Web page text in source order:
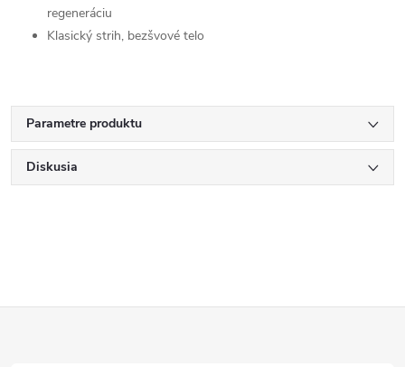
regeneráciu
Klasický strih, bezšvové telo
Parametre produktu
Diskusia